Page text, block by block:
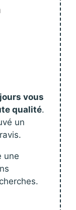
vous
qualité.
un
une